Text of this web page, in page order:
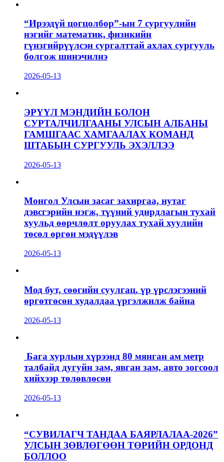
“Ирээдүй цогцолбор”-ын 7 сургуулийн
нэгийг математик, физикийн
гүнзгийрүүлсэн сургалттай ахлах сургууль
болгож шинэчилнэ
2026-05-13
ЭРҮҮЛ МЭНДИЙН БОЛОН
СУРТАЛЧИЛГААНЫ УЛСЫН АЛБАНЫ
ГАМШГААС ХАМГААЛАХ КОМАНД
ШТАБЫН СУРГУУЛЬ ЭХЭЛЛЭЭ
2026-05-13
Монгол Улсын засаг захиргаа, нутаг
дэвсгэрийн нэгж, түүний удирдлагын тухай
хуульд өөрчлөлт оруулах тухай хуулийн
төсөл өргөн мэдүүлэв
2026-05-13
Мод бут, сөөгийн суулгац, үр үрслэгээний
өргөтгөсөн худалдаа үргэлжилж байна
2026-05-13
Бага хурлын хүрээнд 80 мянган ам метр
талбайд дугуйн зам, явган зам, авто зогсоол
хийхээр төлөвлөсөн
2026-05-13
“СУВИЛАГЧ ТАНДАА БАЯРЛАЛАА-2026”
УЛСЫН ЗӨВЛӨГӨӨН ТӨРИЙН ОРДОНД
БОЛЛОО